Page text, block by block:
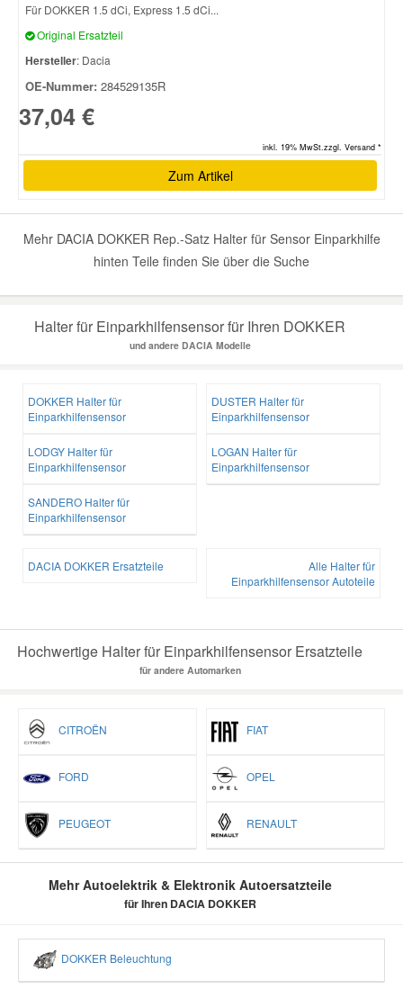
Für DOKKER 1.5 dCi, Express 1.5 dCi...
Original Ersatzteil
Hersteller: Dacia
OE-Nummer: 284529135R
37,04 €
inkl. 19% MwSt.zzgl. Versand *
Zum Artikel
Mehr DACIA DOKKER Rep.-Satz Halter für Sensor Einparkhilfe
hinten Teile finden Sie über die Suche
Halter für Einparkhilfensensor für Ihren DOKKER
und andere DACIA Modelle
DOKKER Halter für
Einparkhilfensensor
DUSTER Halter für
Einparkhilfensensor
LODGY Halter für
Einparkhilfensensor
LOGAN Halter für
Einparkhilfensensor
SANDERO Halter für
Einparkhilfensensor
DACIA DOKKER Ersatzteile
Alle Halter für
Einparkhilfensensor Autoteile
Hochwertige Halter für Einparkhilfensensor Ersatzteile
für andere Automarken
CITROËN FIAT
FORD OPEL
PEUGEOT RENAULT
Mehr Autoelektrik & Elektronik Autoersatzteile
für Ihren DACIA DOKKER
DOKKER Beleuchtung
Smart Ersatzteile